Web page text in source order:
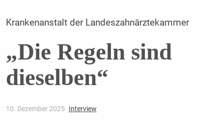
Krankenanstalt der Landeszahnärztekammer
„Die Regeln sind
dieselben“
10. Dezember 2025 Interview